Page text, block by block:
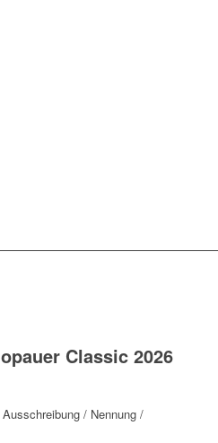
Classic 2026
/ Nennung /